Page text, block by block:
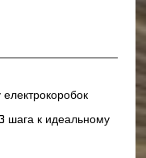
шага к идеальному